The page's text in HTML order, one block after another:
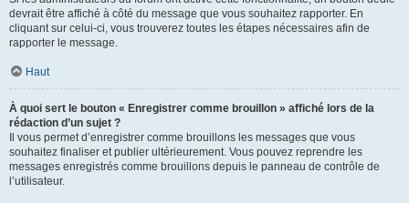
devrait être affiché à côté du message que vous souhaitez rapporter. En
cliquant sur celui-ci, vous trouverez toutes les étapes nécessaires afin de
rapporter le message.
Haut
À quoi sert le bouton « Enregistrer comme brouillon » affiché lors de la
rédaction d’un sujet ?
Il vous permet d’enregistrer comme brouillons les messages que vous
souhaitez finaliser et publier ultérieurement. Vous pouvez reprendre les
messages enregistrés comme brouillons depuis le panneau de contrôle de
l’utilisateur.